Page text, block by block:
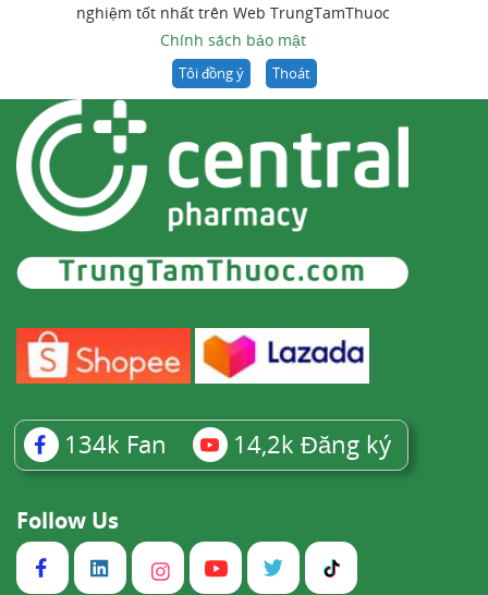
nghiệm tốt nhất trên Web TrungTamThuoc
Chính sách bảo mật
Tôi đồng ý Thoát
134k Fan 14,2k Đăng ký
Follow Us